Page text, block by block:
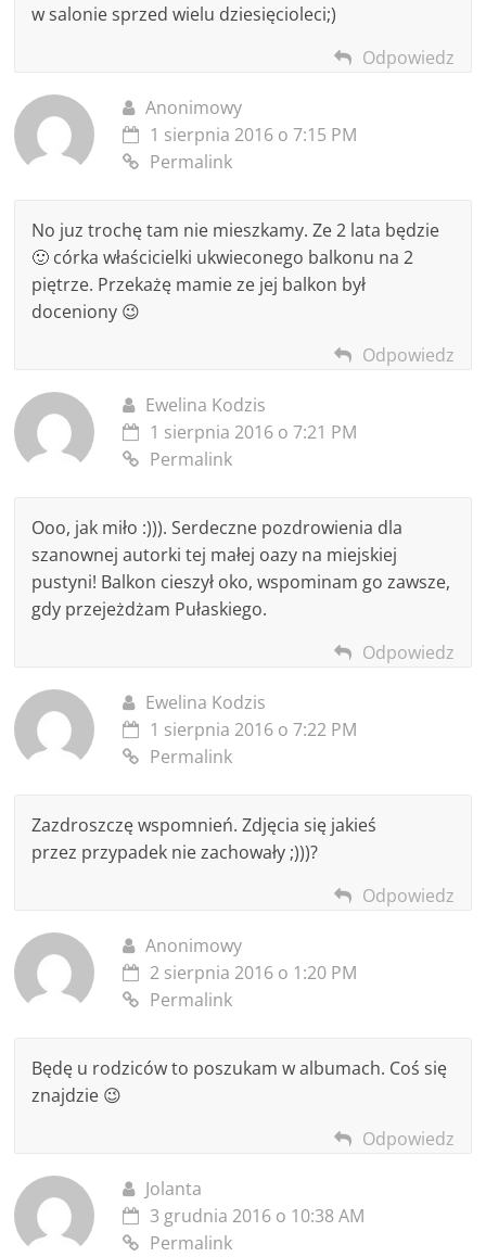
w salonie sprzed wielu dziesięcioleci;)
Odpowiedz
Anonimowy
1 sierpnia 2016 o 7:15 PM
Permalink
No juz trochę tam nie mieszkamy. Ze 2 lata będzie
🙂 córka właścicielki ukwieconego balkonu na 2
piętrze. Przekażę mamie ze jej balkon był
doceniony 😉
Odpowiedz
Ewelina Kodzis
1 sierpnia 2016 o 7:21 PM
Permalink
Ooo, jak miło :))). Serdeczne pozdrowienia dla
szanownej autorki tej małej oazy na miejskiej
pustyni! Balkon cieszył oko, wspominam go zawsze,
gdy przejeżdżam Pułaskiego.
Odpowiedz
Ewelina Kodzis
1 sierpnia 2016 o 7:22 PM
Permalink
Zazdroszczę wspomnień. Zdjęcia się jakieś
przez przypadek nie zachowały ;)))?
Odpowiedz
Anonimowy
2 sierpnia 2016 o 1:20 PM
Permalink
Będę u rodziców to poszukam w albumach. Coś się
znajdzie 😉
Odpowiedz
Jolanta
3 grudnia 2016 o 10:38 AM
Permalink